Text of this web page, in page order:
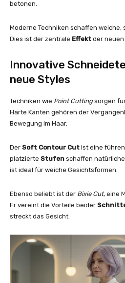
betonen.
Moderne Techniken schaffen weiche,
Dies ist der zentrale Effekt der neuen
Innovative
neue Styles
Techniken wie Point Cuttingsorgen
Harte Kanten gehören der
Bewegung im Haar.
Der Soft Contour Cut ist eine
platzierte Stufen schaffen
ist ideal für weiche Gesichtsformen.
Ebenso beliebt ist der Bixie Cut, eine
Er vereint die Vorteile beider
streckt das Gesicht.